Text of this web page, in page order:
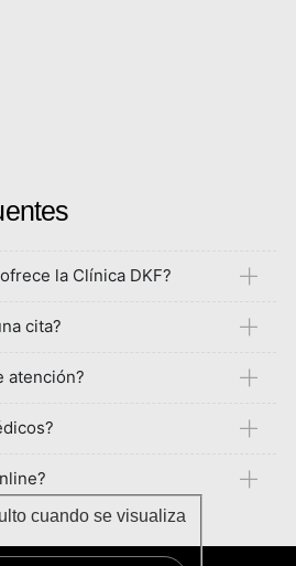
la Clínica DKF?
cita?
atención?
cuando se visualiza